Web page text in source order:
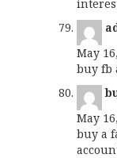
May
buy fb
May
buy a